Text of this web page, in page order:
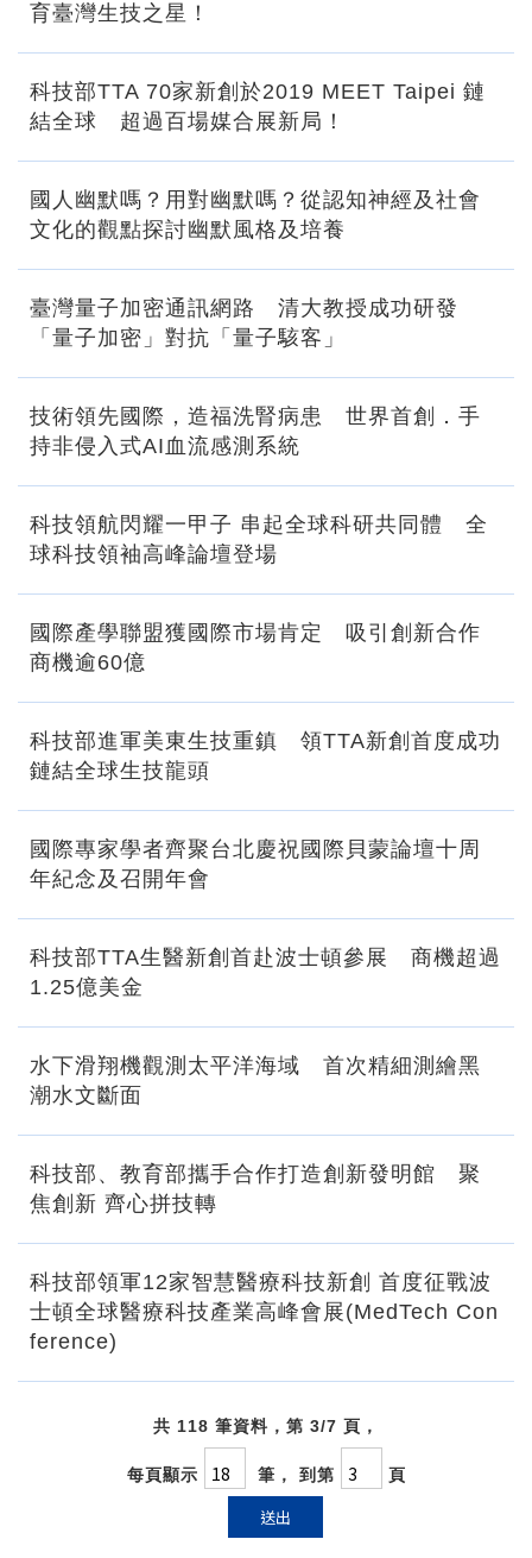
育臺灣生技之星！
科技部TTA 70家新創於2019 MEET Taipei 鏈
結全球 超過百場媒合展新局！
國人幽默嗎？用對幽默嗎？從認知神經及社會
文化的觀點探討幽默風格及培養
臺灣量子加密通訊網路 清大教授成功研發
「量子加密」對抗「量子駭客」
技術領先國際，造福洗腎病患 世界首創．手
持非侵入式AI血流感測系統
科技領航閃耀一甲子 串起全球科研共同體 全
球科技領袖高峰論壇登場
國際產學聯盟獲國際市場肯定 吸引創新合作
商機逾60億
科技部進軍美東生技重鎮 領TTA新創首度成功
鏈結全球生技龍頭
國際專家學者齊聚台北慶祝國際貝蒙論壇十周
年紀念及召開年會
科技部TTA生醫新創首赴波士頓參展 商機超過
1.25億美金
水下滑翔機觀測太平洋海域 首次精細測繪黑
潮水文斷面
科技部、教育部攜手合作打造創新發明館 聚
焦創新 齊心拼技轉
科技部領軍12家智慧醫療科技新創 首度征戰波
士頓全球醫療科技產業高峰會展(MedTech Con
ference)
共 118 筆資料，第 3/7 頁，
每頁顯示 筆， 到第 頁
送出